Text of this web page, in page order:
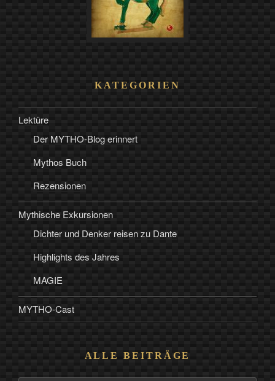
KATEGORIEN
Lektüre
Der MYTHO-Blog erinnert
Mythos Buch
Rezensionen
Mythische Exkursionen
Dichter und Denker reisen zu Dante
Highlights des Jahres
MAGIE
MYTHO-Cast
ALLE BEITRÄGE